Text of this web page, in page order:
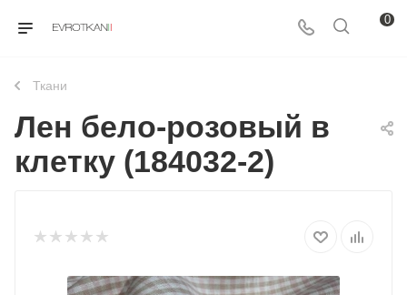
0
Ткани
Лен бело-розовый в
клетку (184032-2)